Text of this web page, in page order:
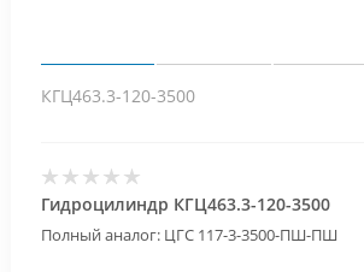
КГЦ463.3-120-3500
Гидроцилиндр КГЦ463.3-120-3500
Полный аналог: ЦГС 117-3-3500-ПШ-ПШ